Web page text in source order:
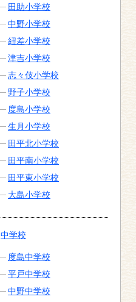
田助小学校
中野小学校
紐差小学校
津吉小学校
志々伎小学校
野子小学校
度島小学校
生月小学校
田平北小学校
田平南小学校
田平東小学校
大島小学校
中学校
度島中学校
平戸中学校
中野中学校